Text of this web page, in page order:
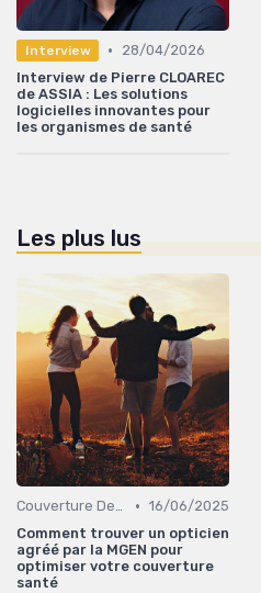
Interview •
28/04/2026
Interview de Pierre CLOAREC
de ASSIA : Les solutions
logicielles innovantes pour
les organismes de santé
Les plus lus
Couverture Dentaire et Optique • 16/06/2025
Comment trouver un opticien
agréé par la MGEN pour
optimiser votre couverture
santé